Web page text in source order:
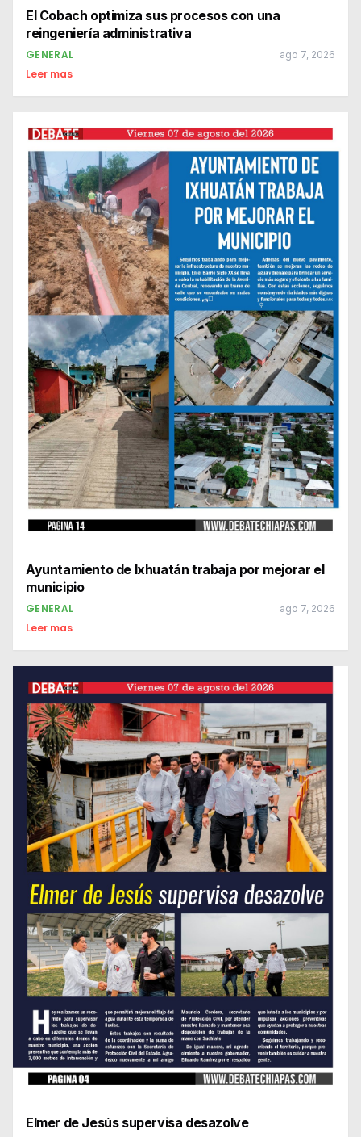
El Cobach optimiza sus procesos con una
reingeniería administrativa
GENERAL ago 7, 2026
Leer mas
Ayuntamiento de Ixhuatán trabaja por mejorar el
municipio
GENERAL ago 7, 2026
Leer mas
Elmer de Jesús supervisa desazolve